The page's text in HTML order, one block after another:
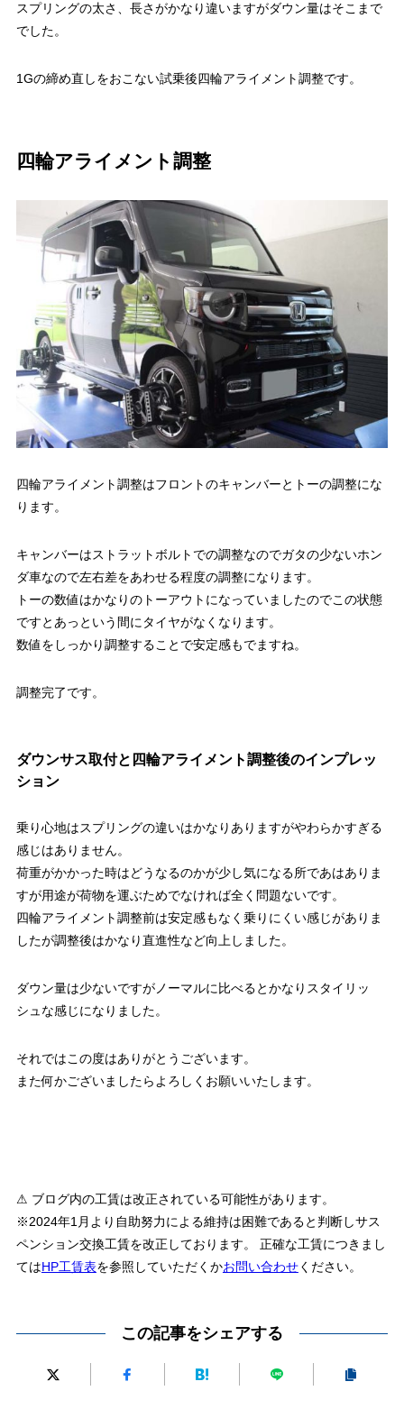
スプリングの太さ、長さがかなり違いますがダウン量はそこまで
でした。
1Gの締め直しをおこない試乗後四輪アライメント調整です。
四輪アライメント調整
四輪アライメント調整はフロントのキャンバーとトーの調整にな
ります。
キャンバーはストラットボルトでの調整なのでガタの少ないホン
ダ車なので左右差をあわせる程度の調整になります。
トーの数値はかなりのトーアウトになっていましたのでこの状態
ですとあっという間にタイヤがなくなります。
数値をしっかり調整することで安定感もでますね。
調整完了です。
ダウンサス取付と四輪アライメント調整後のインプレッ
ション
乗り心地はスプリングの違いはかなりありますがやわらかすぎる
感じはありません。
荷重がかかった時はどうなるのかが少し気になる所であはありま
すが用途が荷物を運ぶためでなければ全く問題ないです。
四輪アライメント調整前は安定感もなく乗りにくい感じがありま
したが調整後はかなり直進性など向上しました。
ダウン量は少ないですがノーマルに比べるとかなりスタイリッ
シュな感じになりました。
それではこの度はありがとうございます。
また何かございましたらよろしくお願いいたします。
⚠ ブログ内の工賃は改正されている可能性があります。
※2024年1月より自助努力による維持は困難であると判断しサス
ペンション交換工賃を改正しております。 正確な工賃につきまし
てはHP工賃表を参照していただくかお問い合わせください。
この記事をシェアする